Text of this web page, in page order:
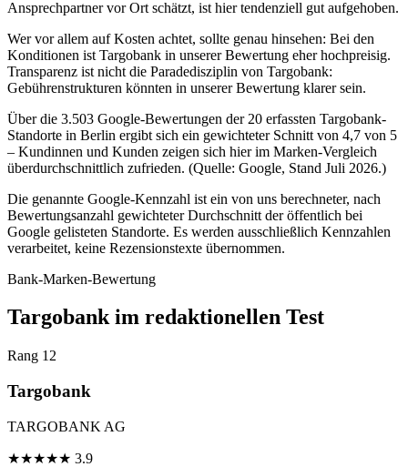
Ansprechpartner vor Ort schätzt, ist hier tendenziell gut aufgehoben.
Wer vor allem auf Kosten achtet, sollte genau hinsehen: Bei den
Konditionen ist Targobank in unserer Bewertung eher hochpreisig.
Transparenz ist nicht die Paradedisziplin von Targobank:
Gebührenstrukturen könnten in unserer Bewertung klarer sein.
Über die 3.503 Google-Bewertungen der 20 erfassten Targobank-
Standorte in Berlin ergibt sich ein gewichteter Schnitt von 4,7 von 5
– Kundinnen und Kunden zeigen sich hier im Marken-Vergleich
überdurchschnittlich zufrieden. (Quelle: Google, Stand Juli 2026.)
Die genannte Google-Kennzahl ist ein von uns berechneter, nach
Bewertungsanzahl gewichteter Durchschnitt der öffentlich bei
Google gelisteten Standorte. Es werden ausschließlich Kennzahlen
verarbeitet, keine Rezensionstexte übernommen.
Bank-Marken-Bewertung
Targobank im redaktionellen Test
Rang 12
Targobank
TARGOBANK AG
★★★★★ 3.9